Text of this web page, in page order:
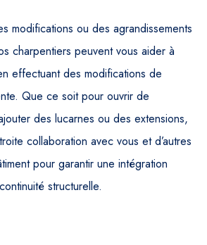
modifications ou des agrandissements
charpentiers peuvent vous aider à
effectuant des modifications de
Que ce soit pour ouvrir de
des lucarnes ou des extensions,
collaboration avec vous et d’autres
pour garantir une intégration
structurelle.